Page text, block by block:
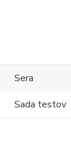
Sera
Sada testov